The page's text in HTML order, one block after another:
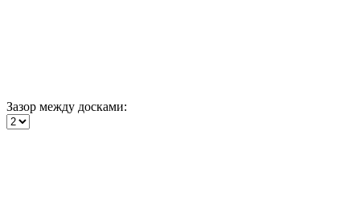
Зазор между досками: